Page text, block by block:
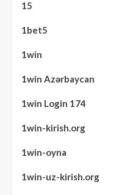
15
1bet5
1win
1win Azərbaycan
1win Login 174
1win-kirish.org
1win-oyna
1win-uz-kirish.org